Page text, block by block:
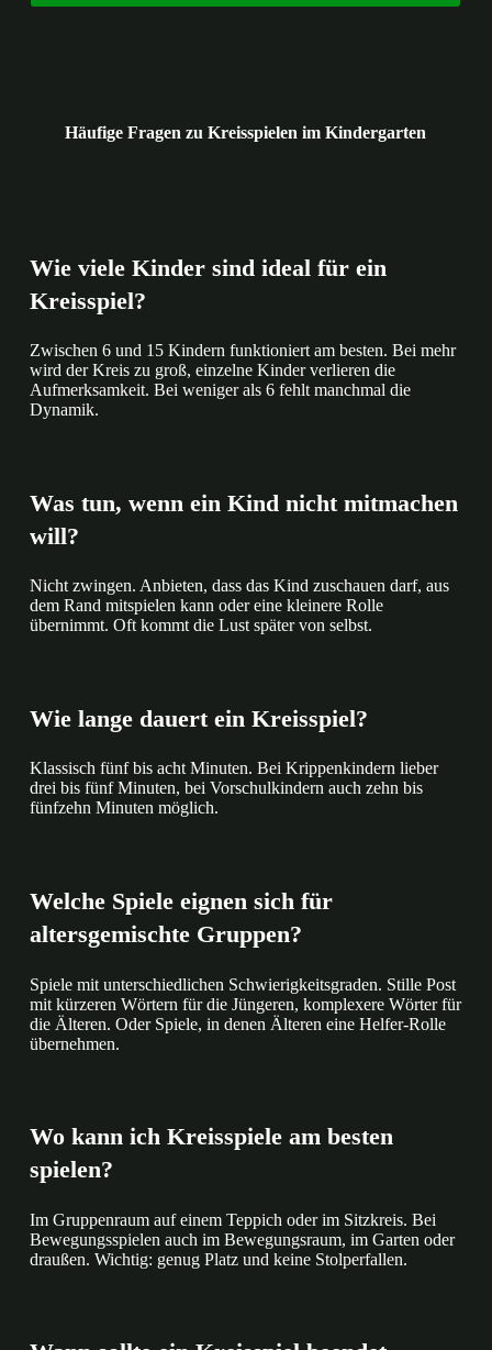
Häufige Fragen zu Kreisspielen im Kindergarten
Wie viele Kinder sind ideal für ein
Kreisspiel?
Zwischen 6 und 15 Kindern funktioniert am besten. Bei mehr
wird der Kreis zu groß, einzelne Kinder verlieren die
Aufmerksamkeit. Bei weniger als 6 fehlt manchmal die
Dynamik.
Was tun, wenn ein Kind nicht mitmachen
will?
Nicht zwingen. Anbieten, dass das Kind zuschauen darf, aus
dem Rand mitspielen kann oder eine kleinere Rolle
übernimmt. Oft kommt die Lust später von selbst.
Wie lange dauert ein Kreisspiel?
Klassisch fünf bis acht Minuten. Bei Krippenkindern lieber
drei bis fünf Minuten, bei Vorschulkindern auch zehn bis
fünfzehn Minuten möglich.
Welche Spiele eignen sich für
altersgemischte Gruppen?
Spiele mit unterschiedlichen Schwierigkeitsgraden. Stille Post
mit kürzeren Wörtern für die Jüngeren, komplexere Wörter für
die Älteren. Oder Spiele, in denen Älteren eine Helfer-Rolle
übernehmen.
Wo kann ich Kreisspiele am besten
spielen?
Im Gruppenraum auf einem Teppich oder im Sitzkreis. Bei
Bewegungsspielen auch im Bewegungsraum, im Garten oder
draußen. Wichtig: genug Platz und keine Stolperfallen.